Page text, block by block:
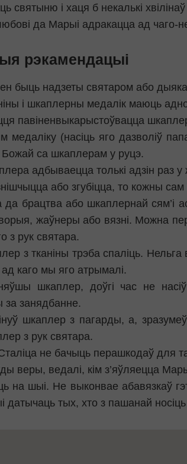
святыню і хаця б некалькі
да Марыі адракацца ад чаго-
рэкамендацыі
быць надзеты святаром або
і шкаплерны медалік маюць
павіненвыкарыстоўвацца
медаліку (насіць яго дазволіў
Божай са шкаплерам у руцэ.
адбываецца толькі адзін раз у
або згубіцца, то кожны
брацтва або шкаплернай сям’і
жаўнеры або вязні. Можна
з рук святара.
з тканіны трэба спаліць.
каго мы яго атрымалі.
шкаплер, доўгі час не
занядбанне.
шкаплер з пагарды, а,
з рук святара.
не бачыць перашкодаў для
веры, ведалі, кім з’яўляецца
на шыі. Не выконвае абавязкаў
датычаць тых, хто з пашанай